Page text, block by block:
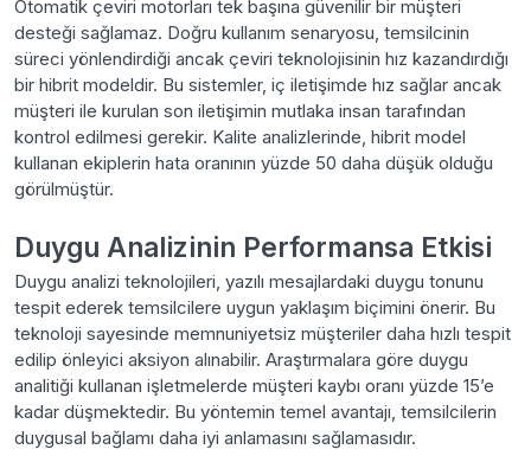
Otomatik çeviri motorları tek başına güvenilir bir müşteri
desteği sağlamaz. Doğru kullanım senaryosu, temsilcinin
süreci yönlendirdiği ancak çeviri teknolojisinin hız kazandırdığı
bir hibrit modeldir. Bu sistemler, iç iletişimde hız sağlar ancak
müşteri ile kurulan son iletişimin mutlaka insan tarafından
kontrol edilmesi gerekir. Kalite analizlerinde, hibrit model
kullanan ekiplerin hata oranının yüzde 50 daha düşük olduğu
görülmüştür.
Duygu Analizinin Performansa Etkisi
Duygu analizi teknolojileri, yazılı mesajlardaki duygu tonunu
tespit ederek temsilcilere uygun yaklaşım biçimini önerir. Bu
teknoloji sayesinde memnuniyetsiz müşteriler daha hızlı tespit
edilip önleyici aksiyon alınabilir. Araştırmalara göre duygu
analitiği kullanan işletmelerde müşteri kaybı oranı yüzde 15’e
kadar düşmektedir. Bu yöntemin temel avantajı, temsilcilerin
duygusal bağlamı daha iyi anlamasını sağlamasıdır.